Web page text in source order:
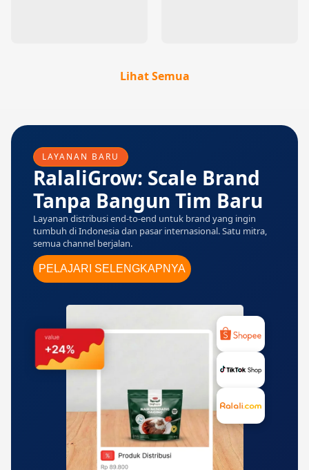
Lihat Semua
LAYANAN BARU
RalaliGrow: Scale Brand
Tanpa Bangun Tim Baru
Layanan distribusi end-to-end untuk brand yang ingin
tumbuh di Indonesia dan pasar internasional. Satu mitra,
semua channel berjalan.
PELAJARI SELENGKAPNYA